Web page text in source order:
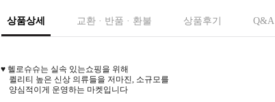
상품상세 교환 · 반품 · 환불 상품후기 Q&A
♥ 헬로슈슈는 실속 있는쇼핑을 위해
퀼리티 높은 신상 의류들을 저마진, 소규모를
양심적이게 운영하는 마켓입니다